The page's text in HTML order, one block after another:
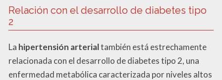
Relación con el desarrollo de diabetes tipo
2
La hipertensión arterialtambién está estrechamente
relacionada con el desarrollo de diabetes tipo 2, una
enfermedad metabólica caracterizada por niveles altos